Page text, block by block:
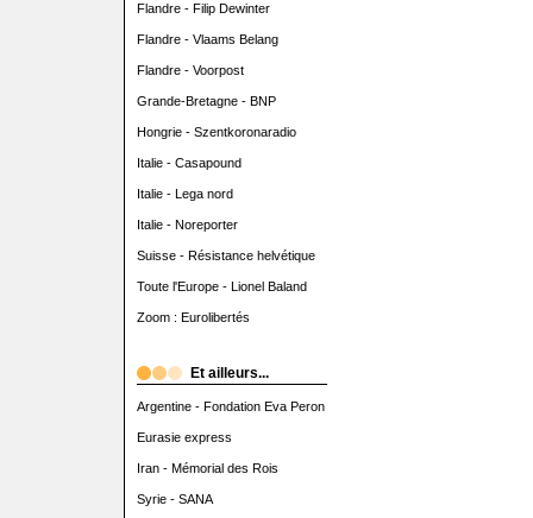
Flandre - Filip Dewinter
Flandre - Vlaams Belang
Flandre - Voorpost
Grande-Bretagne - BNP
Hongrie - Szentkoronaradio
Italie - Casapound
Italie - Lega nord
Italie - Noreporter
Suisse - Résistance helvétique
Toute l'Europe - Lionel Baland
Zoom : Eurolibertés
Et ailleurs...
Argentine - Fondation Eva Peron
Eurasie express
Iran - Mémorial des Rois
Syrie - SANA